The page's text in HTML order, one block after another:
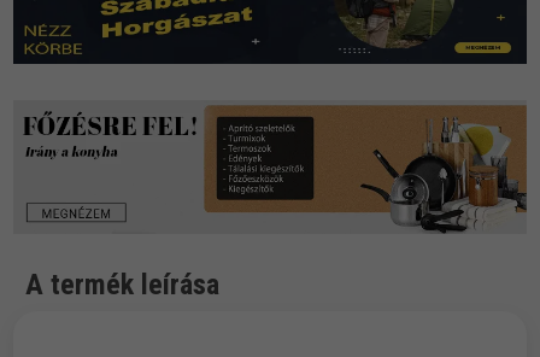
A termék leírása